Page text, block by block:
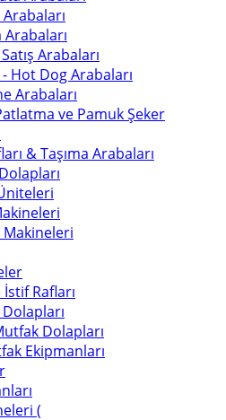
Arabaları
Arabaları
Hot Dog Arabaları
Arabaları
ve Pamuk Şeker
& Taşıma Arabaları
Makineleri
Rafları
Dolapları
Ekipmanları
(